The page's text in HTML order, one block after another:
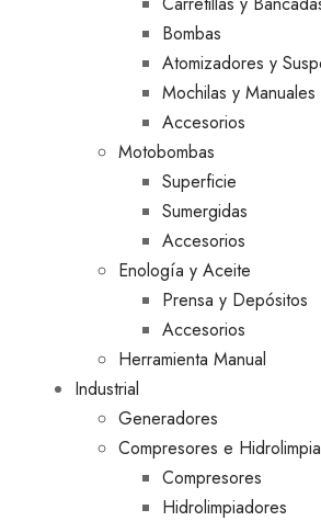
Bombas
Atomizadores y
Mochilas y Manuales
Accesorios
Motobombas
Superficie
Sumergidas
Accesorios
Enología y Aceite
Prensa y Depósitos
Accesorios
Herramienta Manual
Industrial
Generadores
Compresores e
Compresores
Hidrolimpiadores